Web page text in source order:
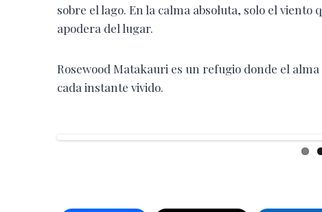
sobre el lago. En la calma absoluta, solo el
apodera del lugar.
Rosewood Matakauri es un refugio donde el
cada instante vivido.